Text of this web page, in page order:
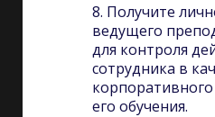
8. Получите
ведущего
для контроля
сотрудника в
его обучения.